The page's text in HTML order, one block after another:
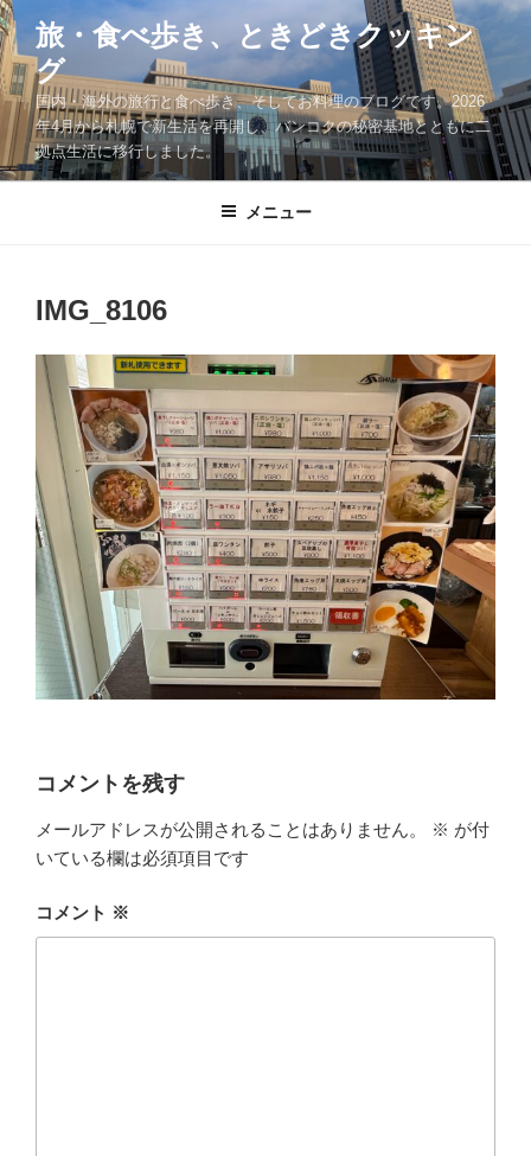
コ
ン
テ
ン
ツ
へ
ス
旅・食べ歩き、ときどきクッキン
グ
国内・海外の旅行と食べ歩き、そしてお料理のブログです。2026
年4月から札幌で新生活を再開し、バンコクの秘密基地とともに二
拠点生活に移行しました。
メニュー
IMG_8106
コメントを残す
メールアドレスが公開されることはありません。 ※ が付
いている欄は必須項目です
コメント ※